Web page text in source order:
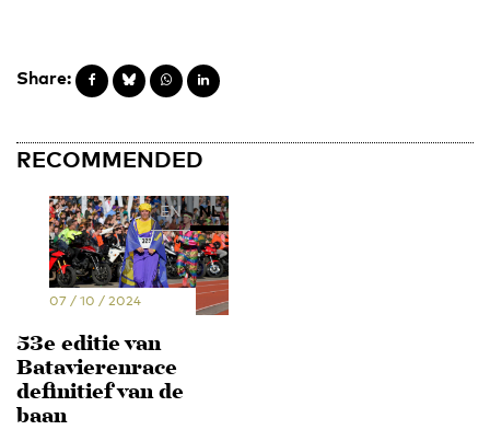
Share:
RECOMMENDED
EN NL
07 / 10 / 2024
53e editie van
Batavierenrace
definitief van de
baan